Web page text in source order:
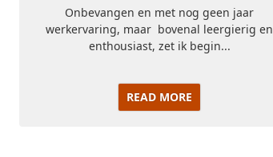
Onbevangen en met nog geen jaar
werkervaring, maar bovenal leergierig en
enthousiast, zet ik begin...
READ MORE